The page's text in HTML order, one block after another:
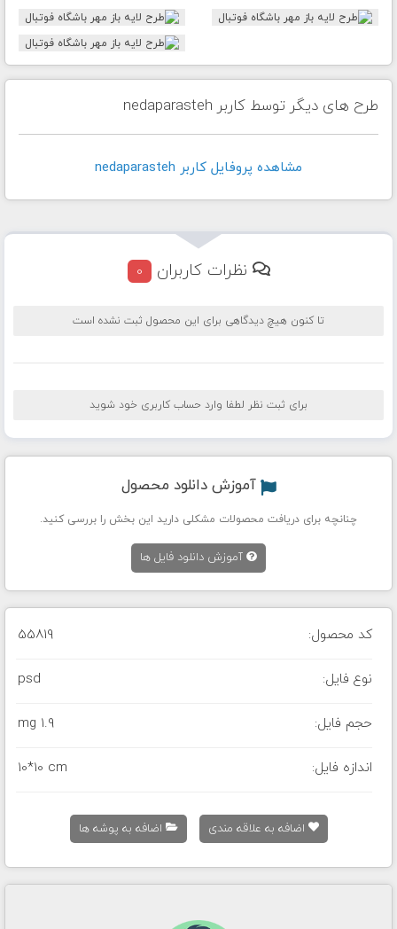
طرح های دیگر توسط کاربر nedaparasteh
مشاهده پروفايل کاربر nedaparasteh
نظرات کاربران 0
تا کنون هیچ دیدگاهی برای این محصول ثبت نشده است
برای ثبت نظر لطفا وارد حساب کاربری خود شوید
آموزش دانلود محصول
چنانچه برای دریافت محصولات مشکلی دارید این بخش را بررسی کنید.
آموزش دانلود فایل ها
کد محصول: 55819
نوع فایل: psd
حجم فایل: 1.9 mg
اندازه فایل: 10*10 cm
اضافه به علاقه مندی اضافه به پوشه ها